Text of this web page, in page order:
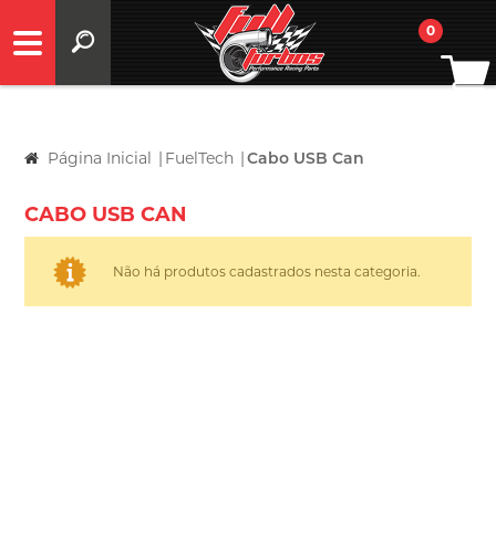
0
Página Inicial | FuelTech |Cabo USB Can
CABO USB CAN
Não há produtos cadastrados nesta categoria.